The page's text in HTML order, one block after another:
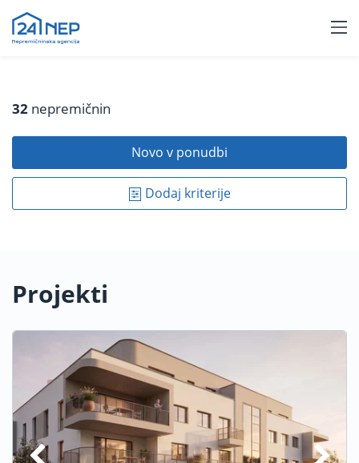
32 nepremičnin
Novo v ponudbi
Dodaj kriterije
Projekti